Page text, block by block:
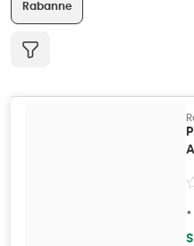
Rabanne
•